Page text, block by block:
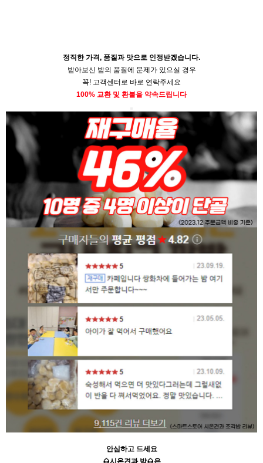
정직한 가격, 품질과 맛으로 인정받겠습니다.
받아보신 밤의 품질에 문제가 있으실 경우
꼭! 고객센터로 바로 연락주세요
100% 교환 및 환불을 약속드립니다
안심하고 드세요